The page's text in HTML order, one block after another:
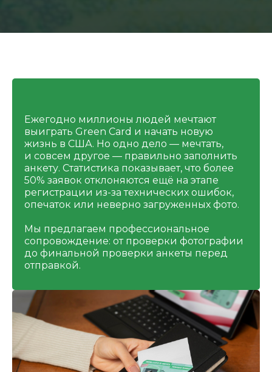
Ежегодно миллионы людей мечтают
выиграть Green Card и начать новую
жизнь в США. Но одно дело — мечтать,
и совсем другое — правильно заполнить
анкету. Статистика показывает, что более
50% заявок отклоняются ещё на этапе
регистрации из-за технических ошибок,
опечаток или неверно загруженных фото.
Мы предлагаем профессиональное
сопровождение: от проверки фотографии
до финальной проверки анкеты перед
отправкой.